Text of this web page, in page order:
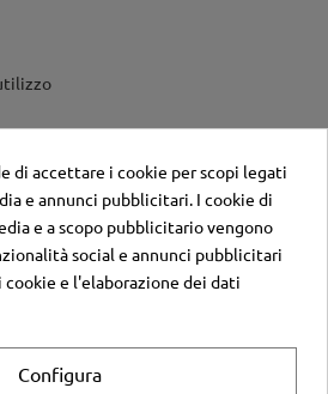
un listino personalizzato
di accettare i cookie per scopi legati
e annunci pubblicitari. I cookie di
e a scopo pubblicitario vengono
social e annunci pubblicitari
e l'elaborazione dei dati
Configura